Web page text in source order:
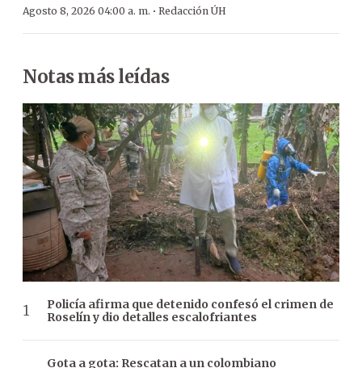
Agosto 8, 2026 04:00 a. m. · Redacción ÚH
Notas más leídas
Policía afirma que detenido confesó el crimen de
Roselín y dio detalles escalofriantes
Gota a gota: Rescatan a un colombiano